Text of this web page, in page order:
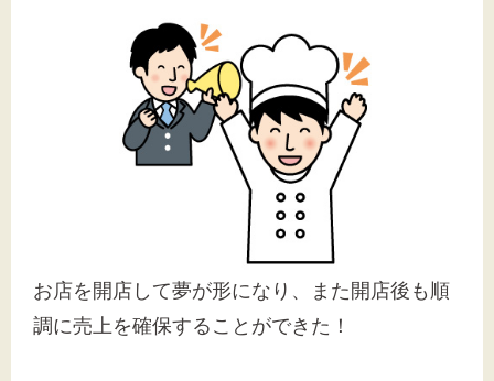
お店を開店して夢が形になり、また開店後も順
調に売上を確保することができた！